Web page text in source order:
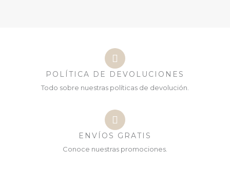
POLÍTICA DE DEVOLUCIONES
Todo sobre nuestras políticas de devolución.
ENVÍOS GRATIS
Conoce nuestras promociones.